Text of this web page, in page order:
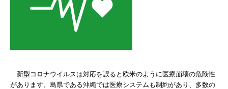
新型コロナウイルスは対応を誤ると欧米のように医療崩壊の危険性
があります。 島県である沖縄では医療システムも制約があり、多数の